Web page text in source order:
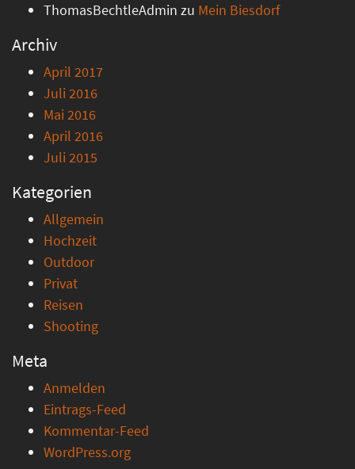
ThomasBechtleAdmin zu Mein Biesdorf
Archiv
April 2017
Juli 2016
Mai 2016
April 2016
Juli 2015
Kategorien
Allgemein
Hochzeit
Outdoor
Privat
Reisen
Shooting
Meta
Anmelden
Eintrags-Feed
Kommentar-Feed
WordPress.org